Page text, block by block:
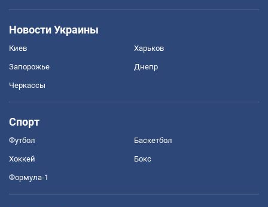
Новости Украины
Киев Харьков
Запорожье Днепр
Черкассы
Спорт
Футбол Баскетбол
Хоккей Бокс
Формула-1